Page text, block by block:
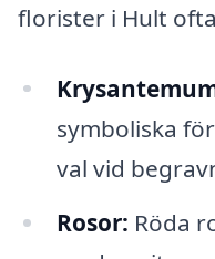
florister i Hult
symboliska
val vid
Rosor: Röda